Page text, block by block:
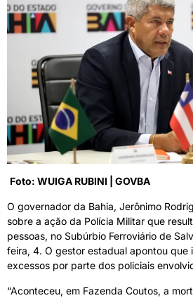
Foto: WUIGA RUBINI | GOVBA
O governador da Bahia, Jerônimo
sobre a ação da Polícia Militar que
pessoas, no Subúrbio Ferroviário de
feira, 4. O gestor estadual apontou que
excessos por parte dos policiais
“Aconteceu, em Fazenda Coutos, a